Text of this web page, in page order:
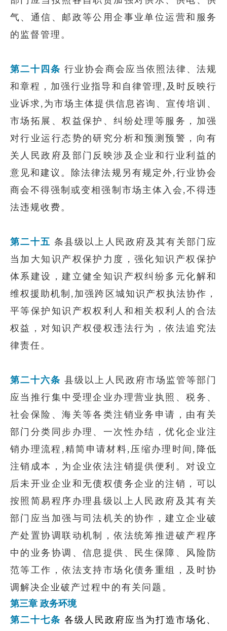
气、通信、邮政等公用企事业单位运营和服务
的监督管理。
第二十四条 行业协会商会应当依照法律、法规
和章程，加强行业指导和自律管理,及时反映行
业诉求,为市场主体提供信息咨询、宣传培训、
市场拓展、权益保护、纠纷处理等服务，加强
对行业运行态势的研究分析和预测预警，向有
关人民政府及部门反映涉及企业和行业利益的
意见和建议。除法律法规另有规定外,行业协会
商会不得强制或变相强制市场主体入会,不得违
法违规收费。
第二十五 条县级以上人民政府及其有关部门应
当加大知识产权保护力度，强化知识产权保护
体系建设，建立健全知识产权纠纷多元化解和
维权援助机制,加强跨区城知识产权执法协作，
平等保护知识产权权利人和相关权利人的合法
权益，对知识产权侵权违法行为，依法追究法
律责任。
第二十六条县级以上人民政府市场监管等部门
应当推行集中受理企业办理营业执照、税务、
社会保险、海关等各类注销业务申请，由有关
部门分类同步办理、一次性办结，优化企业注
销办理流程,精简申请材料,压缩办理时间,降低
注销成本，为企业依法注销提供便利。对设立
后未开业企业和无债权债务企业的注销，可以
按照简易程序办理县级以上人民政府及其有关
部门应当加强与司法机关的协作，建立企业破
产处置协调联动机制，依法统筹推进破产程序
中的业务协调、信息提供、民生保障、风险防
范等工作，依法支持市场化债务重组，及时协
调解决企业破产过程中的有关问题。
第三章 政务环境
第二十七条 各级人民政府应当为打造市场化、